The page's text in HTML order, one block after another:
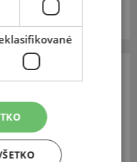
3-8 prac. dní.